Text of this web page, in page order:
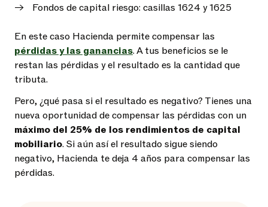
Fondos de capital riesgo: casillas 1624 y 1625
En este caso Hacienda permite compensar las
pérdidas y las ganancias. A tus beneficios se le
restan las pérdidas y el resultado es la cantidad que
tributa.
Pero, ¿qué pasa si el resultado es negativo? Tienes una
nueva oportunidad de compensar las pérdidas con un
máximo del 25% de los rendimientos de capital
mobiliario. Si aún así el resultado sigue siendo
negativo, Hacienda te deja 4 años para compensar las
pérdidas.